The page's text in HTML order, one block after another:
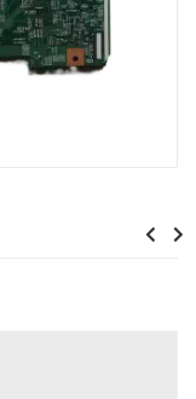
Previous
Next